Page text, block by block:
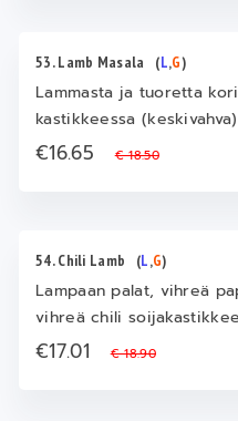
53. Lamb Masala (L,G)
Lammasta ja tuoretta
kastikkeessa (keskivahva)
€16.65€ 18.50
54. Chili Lamb (L,G)
Lampaan palat, vihreä
vihreä chili
€17.01€ 18.90